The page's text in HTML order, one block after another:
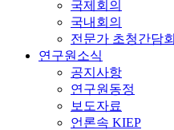
국제회의
국내회의
전문가 초청간담회
연구원소식
공지사항
연구원동정
보도자료
언론속 KIEP